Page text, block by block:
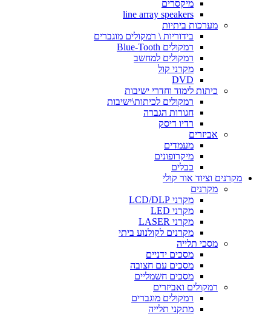
מיקסרים
line array speakers
מערכות ביתיות
בידוריות \ רמקולים מוגברים
רמקולים Blue-Tooth
רמקולים למחשב
מקרני קול
DVD
כיתות לימוד וחדרי ישיבות
רמקולים לכיתות\ישיבות
חגורות הגברה
רדיו דיסק
אביזרים
מעמדים
מיקרופונים
כבלים
וציוד אור קולי
מקרנים
מקרני LCD/DLP
מקרני LED
מקרני LASER
מקרנים לקולנוע ביתי
מסכי תלייה
מסכים ידניים
מסכים עם חצובה
מסכים חשמליים
רמקולים ואביזרים
רמקולים מוגברים
מתקני תלייה